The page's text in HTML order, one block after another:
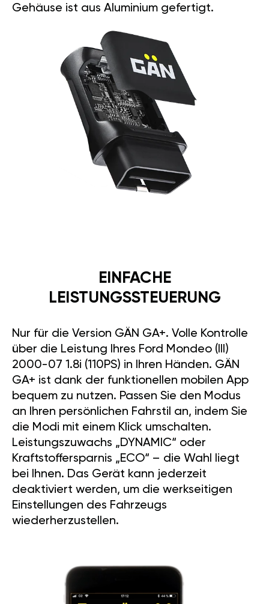
Gehäuse ist aus Aluminium gefertigt.
EINFACHE
LEISTUNGSSTEUERUNG
Nur für die Version GÄN GA+. Volle Kontrolle
über die Leistung Ihres Ford Mondeo (III)
2000-07 1.8i (110PS) in Ihren Händen. GÄN
GA+ ist dank der funktionellen mobilen App
bequem zu nutzen. Passen Sie den Modus
an Ihren persönlichen Fahrstil an, indem Sie
die Modi mit einem Klick umschalten.
Leistungszuwachs „DYNAMIC“ oder
Kraftstoffersparnis „ECO“ – die Wahl liegt
bei Ihnen. Das Gerät kann jederzeit
deaktiviert werden, um die werkseitigen
Einstellungen des Fahrzeugs
wiederherzustellen.